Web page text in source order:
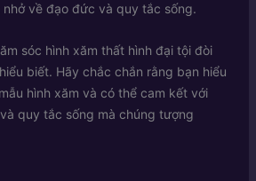
về đạo đức và quy tắc sống.
sóc hình xăm thất hình đại tội đòi
biết. Hãy chắc chắn rằng bạn hiểu
hình xăm và có thể cam kết với
quy tắc sống mà chúng tượng